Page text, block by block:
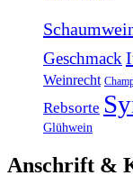
Geschmack
Weinrecht
Rebsorte
Glühwein
Anschrift &